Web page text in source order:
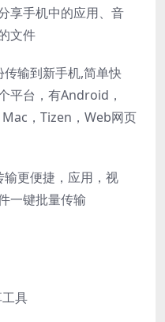
享手机中的应用、音
文件
输到新手机,简单快
平台，有Android，
，Tizen，Web网页
更便捷，应用，视
一键批量传输
具